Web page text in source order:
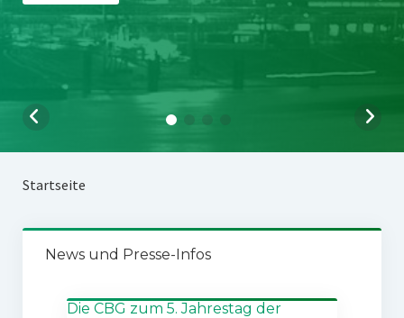
Startseite
News und Presse-Infos
Die CBG zum 5. Jahrestag der